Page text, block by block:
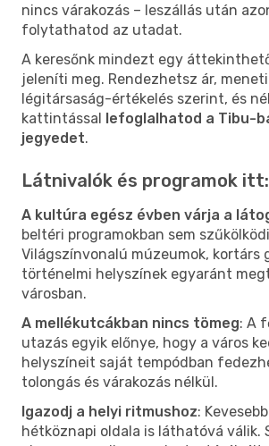
nincs várakozás – leszállás után
folytathatod az utadat.
A keresőnk mindezt egy
jeleníti meg. Rendezhetsz ár,
légitársaság-értékelés szerint, és
kattintással lefoglalhatod a Tibu-
jegyedet.
Látnivalók és programok
A kultúra egész évben várja a
beltéri programokban sem
Világszínvonalú múzeumok, kortárs
történelmi helyszínek egyaránt
városban.
A mellékutcákban nincs tömeg: A
utazás egyik előnye, hogy a város
helyszíneit saját tempódban
tolongás és várakozás nélkül.
Igazodj a helyi ritmushoz:
hétköznapi oldala is láthatóvá válik.